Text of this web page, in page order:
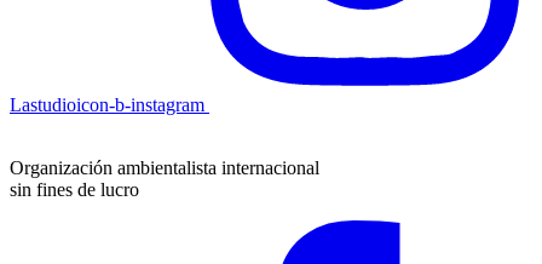
Lastudioicon-b-instagram
Organización ambientalista internacional
sin fines de lucro